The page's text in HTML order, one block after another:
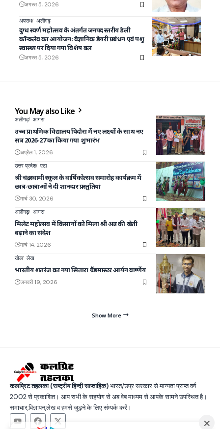
अगस्त 5, 2026
अपराध अलीगढ़
दुग्ध स्वर्ण महोत्सव के अंतर्गत जनपद स्तरीय डेली
कॉन्क्लेव का आयोजन: वैज्ञानिक डेयरी प्रबंधन एवं पशु
स्वास्थ्य पर दिया गया विशेष बल
अगस्त 5, 2026
You May also Like
अलीगढ़ आगरा
उच्च प्राथमिक विद्यालय पिदौरा में नए लक्ष्यों के साथ नए
सत्र 2026-27 का किया गया शुभारंभ
अप्रैल 1, 2026
उत्तर प्रदेश एटा
श्री चंद्रस्वामी स्कूल के वार्षिकोत्सव समारोह कार्यक्रम में
छात्र-छात्राओं ने दी शानदार प्रस्तुतियां
मार्च 30, 2026
अलीगढ़ आगरा
मिलेट महोत्सव में किसानों को मिला श्री अन्न की खेती
बढ़ाने का संदेश
मार्च 14, 2026
खेल लेख
भारतीय शतरंज का नया सितारा ग्रैंडमास्टर आर्यन वार्ष्णेय
जनवरी 19, 2026
Show More
कलप्रिट तहलका (राष्ट्रीय हिन्दी साप्ताहिक)भारत/उप्र सरकार से मान्यता प्राप्त वर्ष
2002 से प्रकाशित। आप सभी के सहयोग से अब वेब माध्यम से आपके सामने उपस्थित है।
समाचार,विज्ञापन,लेख व हमसे जुड़ने के लिए संम्पर्क करें।